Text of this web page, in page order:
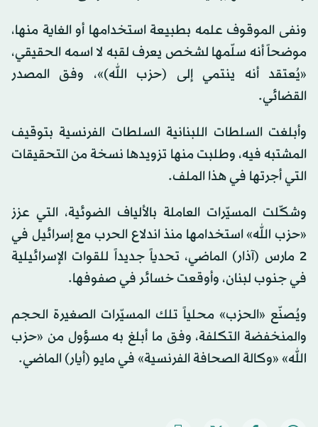
ونفى الموقوف علمه بطبيعة استخدامها أو الغاية منها،
موضحاً أنه سلّمها لشخص يعرف لقبه لا اسمه الحقيقي،
«يُعتقد أنه ينتمي إلى (حزب الله)»، وفق المصدر
القضائي.
وأبلغت السلطات اللبنانية السلطات الفرنسية بتوقيف
المشتبه فيه، وطلبت منها تزويدها نسخة من التحقيقات
التي أجرتها في هذا الملف.
وشكّلت المسيّرات العاملة بالألياف الضوئية، التي عزز
«حزب الله» استخدامها منذ اندلاع الحرب مع إسرائيل في
2 مارس (آذار) الماضي، تحدياً جديداً للقوات الإسرائيلية
في جنوب لبنان، وأوقعت خسائر في صفوفها.
ويُصنّع «الحزب» محلياً تلك المسيّرات الصغيرة الحجم
والمنخفضة التكلفة، وفق ما أبلغ به مسؤول من «حزب
الله» «وكالة الصحافة الفرنسية» في مايو (أيار) الماضي.